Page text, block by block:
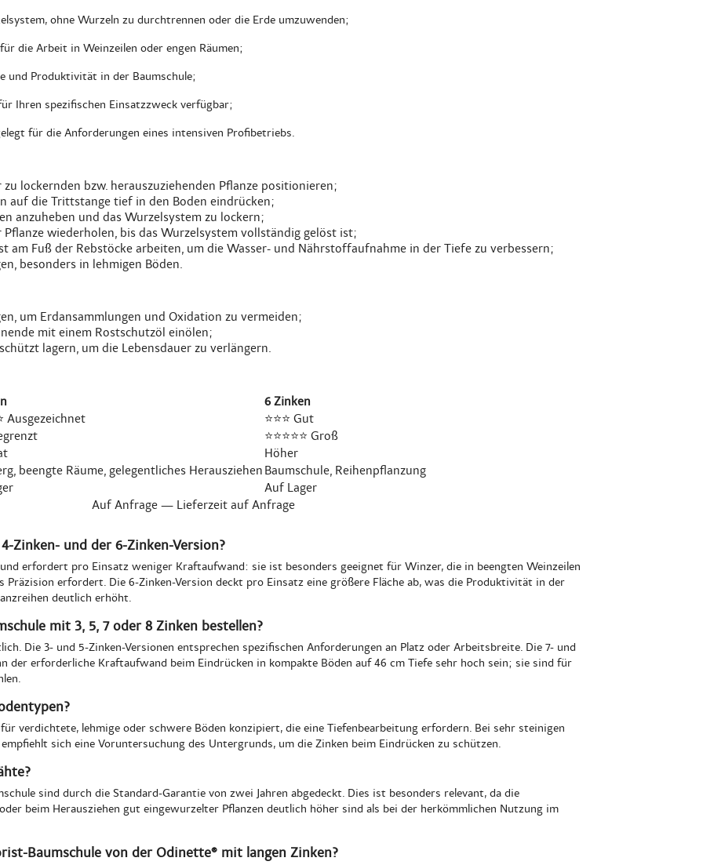
ohne Wurzeln zu durchtrennen oder die Erde umzuwenden;
die Arbeit in Weinzeilen oder engen Räumen;
und Produktivität in der Baumschule;
Ihren spezifischen Einsatzzweck verfügbar;
für die Anforderungen eines intensiven Profibetriebs.
lockernden bzw. herauszuziehenden Pflanze positionieren;
auf die Trittstange tief in den Boden eindrücken;
anzuheben und das Wurzelsystem zu lockern;
wiederholen, bis das Wurzelsystem vollständig gelöst ist;
am Fuß der Rebstöcke arbeiten, um die Wasser- und Nährstoffaufnahme in der Tiefe zu verbessern;
besonders in lehmigen Böden.
um Erdansammlungen und Oxidation zu vermeiden;
mit einem Rostschutzöl einölen;
lagern, um die Lebensdauer zu verlängern.
6 Zinken
Ausgezeichnet
⭐⭐⭐ Gut
⭐⭐⭐⭐⭐ Groß
Höher
beengte Räume, gelegentliches Herausziehen Baumschule, Reihenpflanzung
Auf Lager
Auf Anfrage — Lieferzeit auf Anfrage
Zinken- und der 6-Zinken-Version?
erfordert pro Einsatz weniger Kraftaufwand: sie ist besonders geeignet für Winzer, die in beengten Weinzeilen
Präzision erfordert. Die 6-Zinken-Version deckt pro Einsatz eine größere Fläche ab, was die Produktivität in der
deutlich erhöht.
mit 3, 5, 7 oder 8 Zinken bestellen?
Die 3- und 5-Zinken-Versionen entsprechen spezifischen Anforderungen an Platz oder Arbeitsbreite. Die 7- und
der erforderliche Kraftaufwand beim Eindrücken in kompakte Böden auf 46 cm Tiefe sehr hoch sein; sie sind für
verdichtete, lehmige oder schwere Böden konzipiert, die eine Tiefenbearbeitung erfordern. Bei sehr steinigen
sich eine Voruntersuchung des Untergrunds, um die Zinken beim Eindrücken zu schützen.
sind durch die Standard-Garantie von zwei Jahren abgedeckt. Dies ist besonders relevant, da die
beim Herausziehen gut eingewurzelter Pflanzen deutlich höher sind als bei der herkömmlichen Nutzung im
Baumschule von der Odinette® mit langen Zinken?